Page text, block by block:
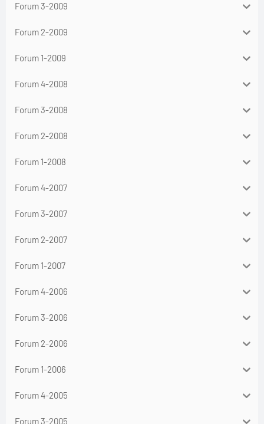
Forum 3-2009
Forum 2-2009
Forum 1-2009
Forum 4-2008
Forum 3-2008
Forum 2-2008
Forum 1-2008
Forum 4-2007
Forum 3-2007
Forum 2-2007
Forum 1-2007
Forum 4-2006
Forum 3-2006
Forum 2-2006
Forum 1-2006
Forum 4-2005
Forum 3-2005